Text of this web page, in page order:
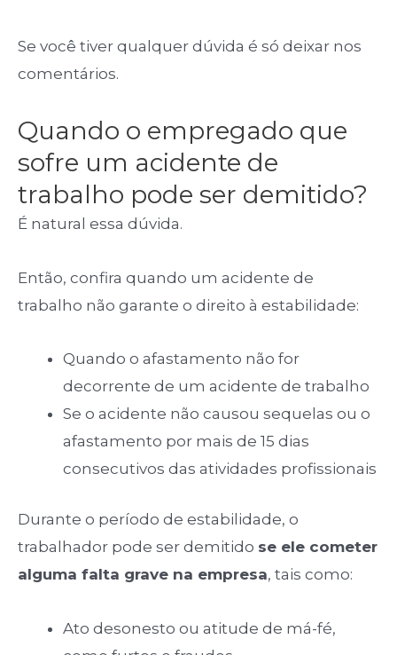
Se você tiver qualquer dúvida é só deixar nos
comentários.
Quando o empregado que
sofre um acidente de
trabalho pode ser demitido?
É natural essa dúvida.
Então, confira quando um acidente de
trabalho não garante o direito à estabilidade:
Quando o afastamento não for
decorrente de um acidente de trabalho
Se o acidente não causou sequelas ou o
afastamento por mais de 15 dias
consecutivos das atividades profissionais
Durante o período de estabilidade, o
trabalhador pode ser demitido se ele cometer
alguma falta grave na empresa, tais como:
Ato desonesto ou atitude de má-fé,